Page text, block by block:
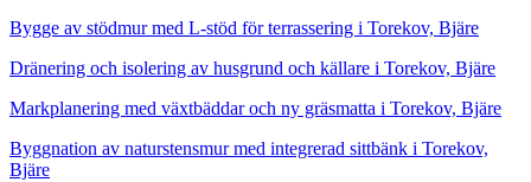
Bygge av stödmur med L-stöd för terrassering i Torekov, Bjäre
Dränering och isolering av husgrund och källare i Torekov, Bjäre
Markplanering med växtbäddar och ny gräsmatta i Torekov, Bjäre
Byggnation av naturstensmur med integrerad sittbänk i Torekov,
Bjäre